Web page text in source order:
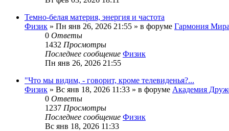
Темно-белая материя, энергия и частота
Физик » Пн янв 26, 2026 21:55 » в форуме Гармония Мира
0 Ответы
1432 Просмотры
Последнее сообщение Физик
Пн янв 26, 2026 21:55
"Что мы видим, - говорит, кроме телевиденья?...
Физик » Вс янв 18, 2026 11:33 » в форуме Академия
0 Ответы
1237 Просмотры
Последнее сообщение Физик
Вс янв 18, 2026 11:33